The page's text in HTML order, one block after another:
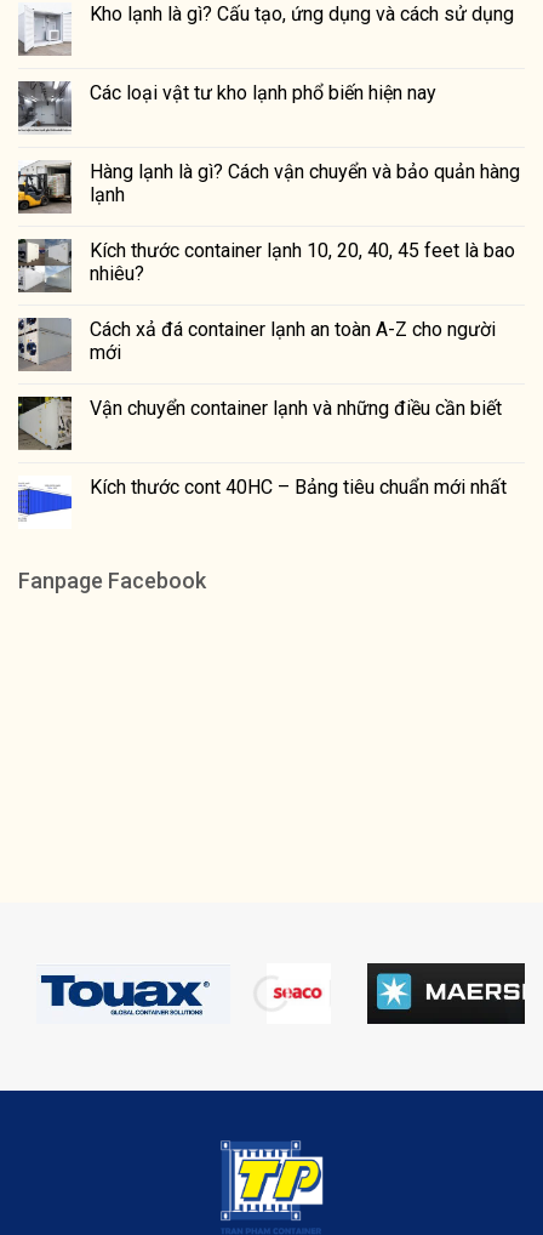
Kho lạnh là gì? Cấu tạo, ứng dụng và cách sử dụng
Các loại vật tư kho lạnh phổ biến hiện nay
Hàng lạnh là gì? Cách vận chuyển và bảo quản hàng
lạnh
Kích thước container lạnh 10, 20, 40, 45 feet là bao
nhiêu?
Cách xả đá container lạnh an toàn A-Z cho người
mới
Vận chuyển container lạnh và những điều cần biết
Kích thước cont 40HC – Bảng tiêu chuẩn mới nhất
Fanpage Facebook